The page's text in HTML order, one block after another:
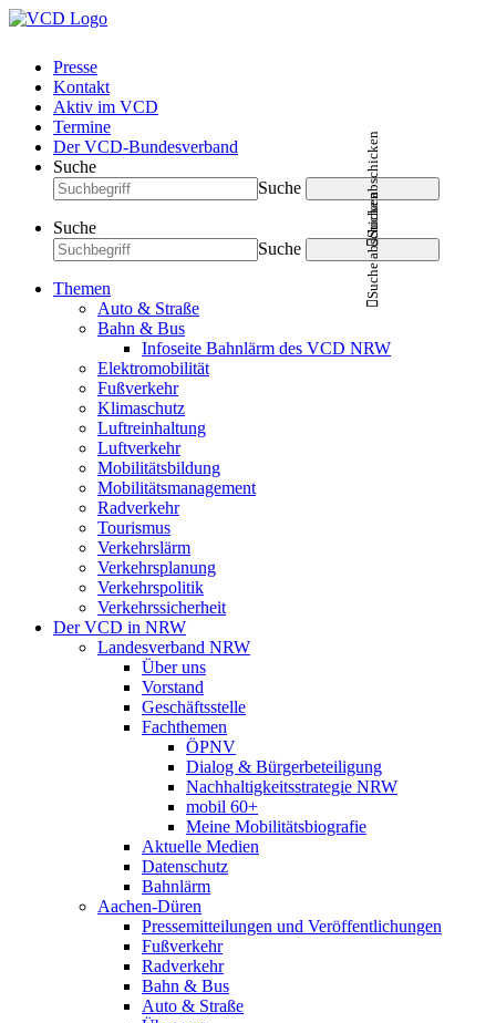
Presse
Kontakt
Aktiv im VCD
Termine
Der VCD-Bundesverband
Suche
Suche
Suche abschicken
Suche
Suche
Suche abschicken
Themen
Auto & Straße
Bahn & Bus
Infoseite Bahnlärm des VCD NRW
Elektromobilität
Fußverkehr
Klimaschutz
Luftreinhaltung
Luftverkehr
Mobilitätsbildung
Mobilitätsmanagement
Radverkehr
Tourismus
Verkehrslärm
Verkehrsplanung
Verkehrspolitik
Verkehrssicherheit
Der VCD in NRW
Landesverband NRW
Über uns
Vorstand
Geschäftsstelle
Fachthemen
ÖPNV
Dialog & Bürgerbeteiligung
Nachhaltigkeitsstrategie NRW
mobil 60+
Meine Mobilitätsbiografie
Aktuelle Medien
Datenschutz
Bahnlärm
Aachen-Düren
Pressemitteilungen und Veröffentlichungen
Fußverkehr
Radverkehr
Bahn & Bus
Auto & Straße